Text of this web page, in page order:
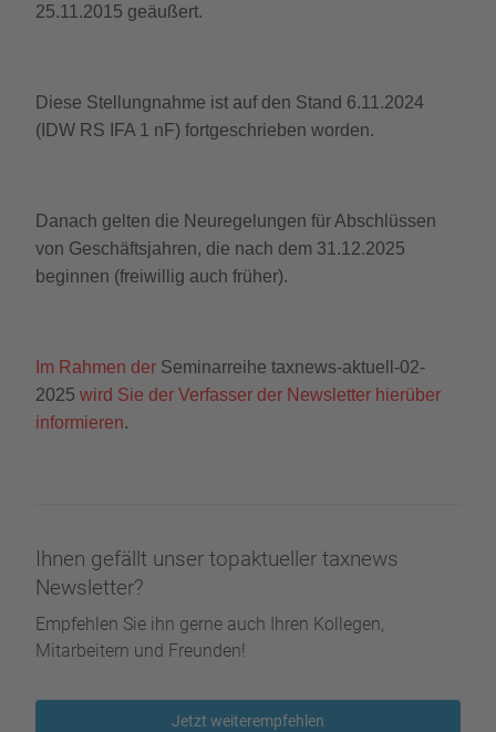
25.11.2015 geäußert.
Diese Stellungnahme ist auf den Stand 6.11.2024
(IDW RS IFA 1 nF) fortgeschrieben worden.
Danach gelten die Neuregelungen für Abschlüssen
von Geschäftsjahren, die nach dem 31.12.2025
beginnen (freiwillig auch früher).
Im Rahmen der Seminarreihe taxnews-aktuell-02-
2025 wird Sie der Verfasser der Newsletter hierüber
informieren.
Ihnen gefällt unser topaktueller taxnews
Newsletter?
Empfehlen Sie ihn gerne auch Ihren Kollegen,
Mitarbeitern und Freunden!
Jetzt weiterempfehlen